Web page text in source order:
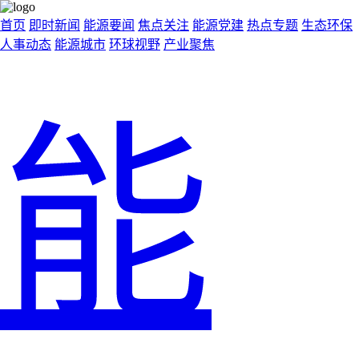
首页 即时新闻 能源要闻 焦点关注 能源党建 热点专题 生态环保
人事动态 能源城市 环球视野 产业聚焦
能